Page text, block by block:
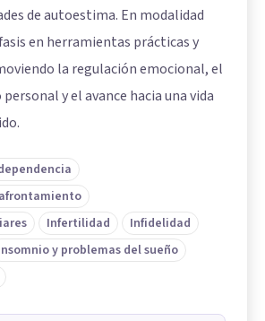
de autoestima. En modalidad
en herramientas prácticas y
la regulación emocional, el
y el avance hacia una vida
Infertilidad
Infidelidad
y problemas del sueño